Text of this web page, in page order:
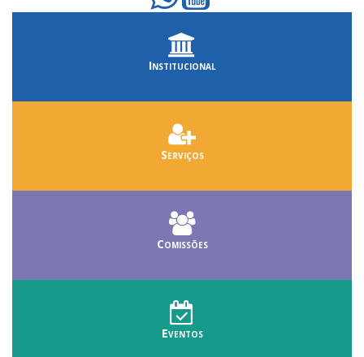
Institucional
Serviços
Comissões
Eventos